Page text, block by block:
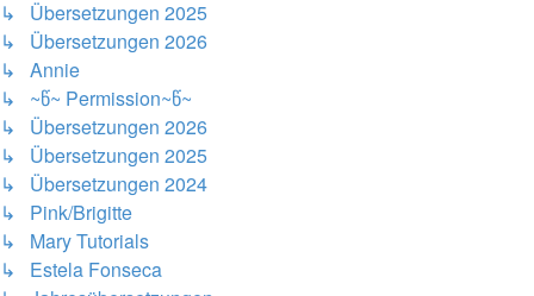
↳ Übersetzungen 2025
↳ Übersetzungen 2026
↳ Annie
↳ ~წ~ Permission~წ~
↳ Übersetzungen 2026
↳ Übersetzungen 2025
↳ Übersetzungen 2024
↳ Pink/Brigitte
↳ Mary Tutorials
↳ Estela Fonseca